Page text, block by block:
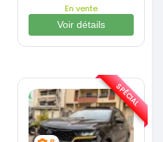
En vente
Voir détails
SPÉCIAL